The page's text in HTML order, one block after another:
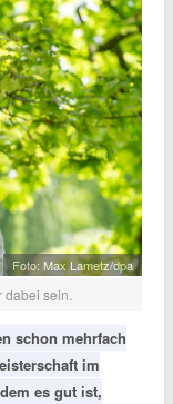
Foto: Max Lametz/dpa
dabei sein.
schon mehrfach
im
es gut ist,